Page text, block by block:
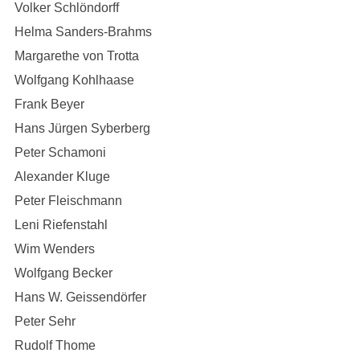
Volker Schlöndorff
Helma Sanders-Brahms
Margarethe von Trotta
Wolfgang Kohlhaase
Frank Beyer
Hans Jürgen Syberberg
Peter Schamoni
Alexander Kluge
Peter Fleischmann
Leni Riefenstahl
Wim Wenders
Wolfgang Becker
Hans W. Geissendörfer
Peter Sehr
Rudolf Thome